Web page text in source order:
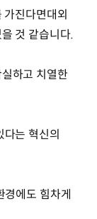
진다면대외
것 같습니다.
하고 치열한
는 혁신의
에도 힘차게